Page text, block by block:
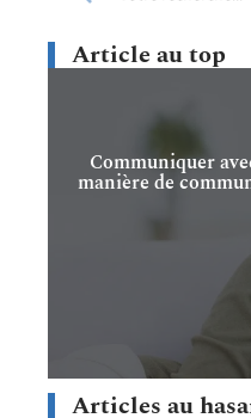
Article au top
Communiquer
manière de
Articles au